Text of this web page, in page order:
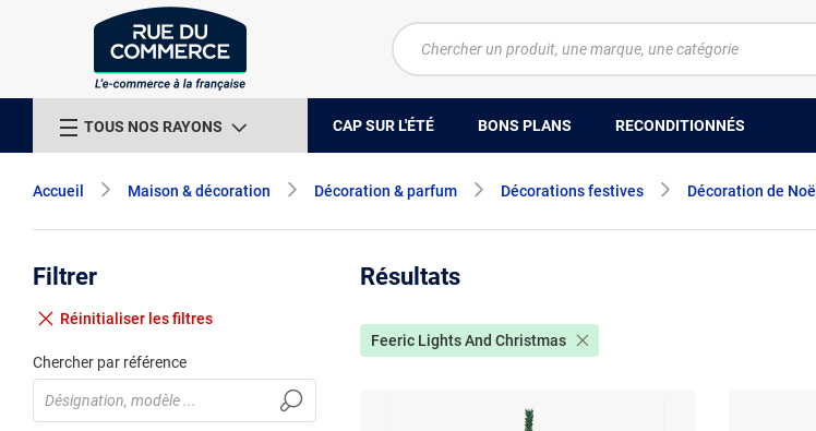
TOUS NOS RAYONS CAP SUR L'ÉTÉ BONS PLANS RECONDITIONNÉS
Accueil Maison & décoration Décoration & parfum Décorations festives Décoration de Noël
Filtrer
Réinitialiser les filtres
Chercher par référence
Résultats
Feeric Lights And Christmas